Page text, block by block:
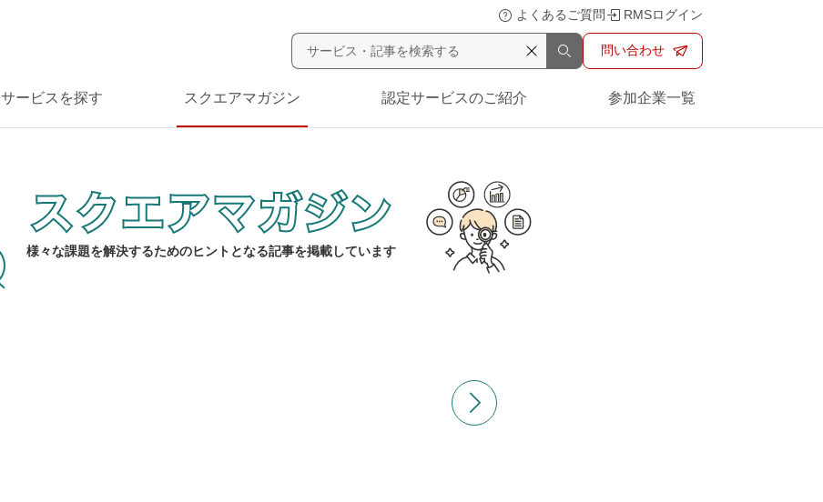
よくあるご質問 RMSログイン
問い合わせ
サービスを探す スクエアマガジン 認定サービスのご紹介 参加企業一覧
様々な課題を解決するためのヒントとなる記事を掲載しています